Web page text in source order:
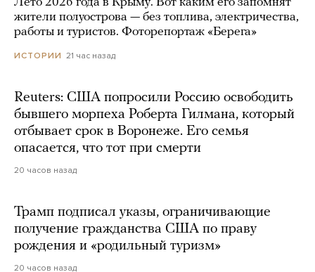
Лето 2026 года в Крыму. Вот каким его запомнят
жители полуострова — без топлива, электричества,
работы и туристов. Фоторепортаж «Берега»
ИСТОРИИ 21 час назад
Reuters: США попросили Россию освободить
бывшего морпеха Роберта Гилмана, который
отбывает срок в Воронеже. Его семья
опасается, что тот при смерти
20 часов назад
Трамп подписал указы, ограничивающие
получение гражданства США по праву
рождения и «родильный туризм»
20 часов назад